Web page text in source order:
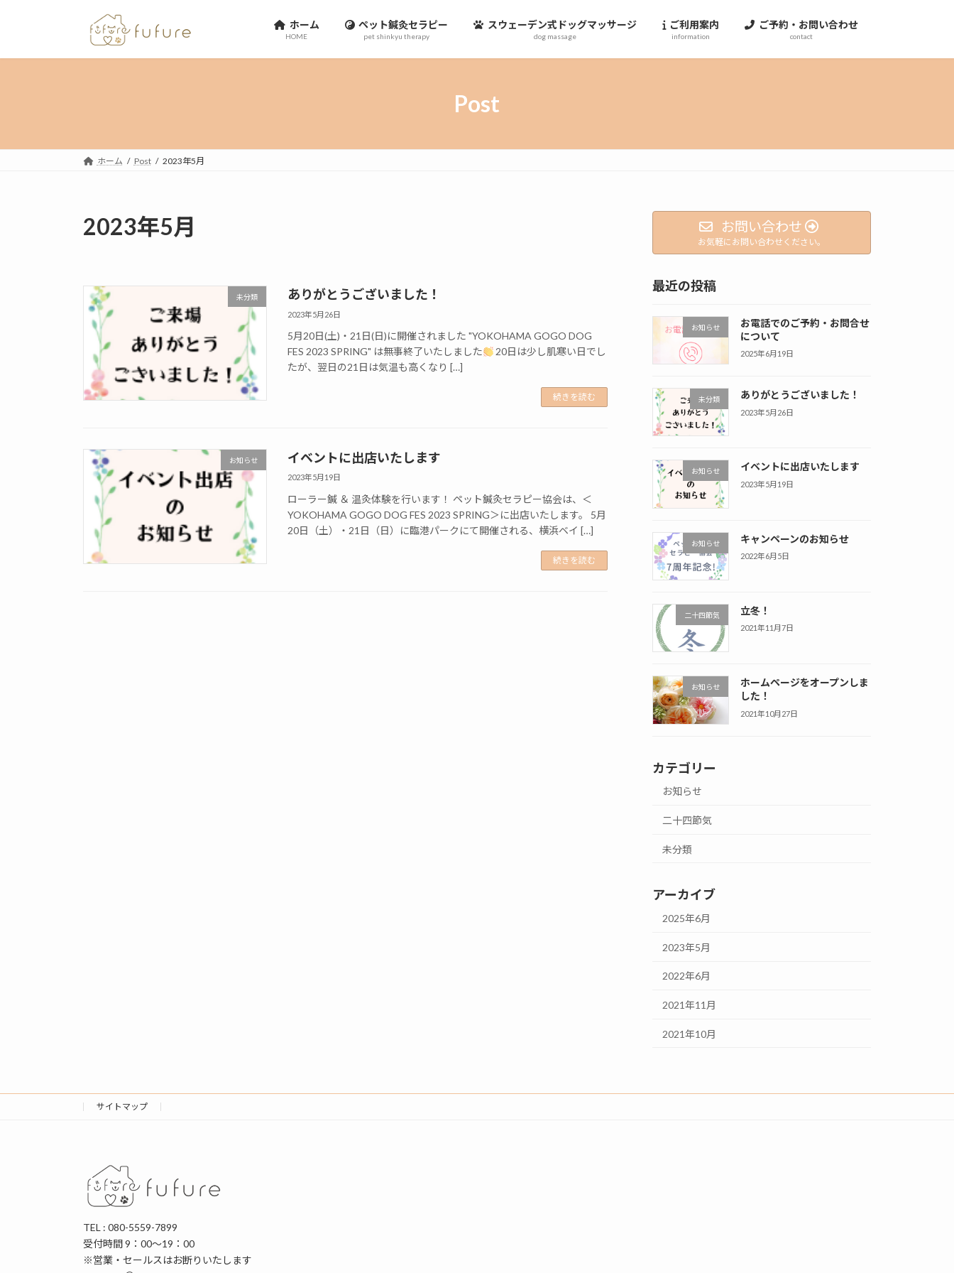
ン
ー
ホーム
HOME
ペット鍼灸セラピー
pet shinkyu therapy
スウェーデン式ドッグマッサージ
dog massage
ご利用案内
information
ご予約・お問い合わせ
contact
Post
ホーム Post 2023年5月
2023年5月
未分類 ありがとうございました！
2023年5月26日
5月20日(土)・21日(日)に開催されました "YOKOHAMA GOGO DOG
FES 2023 SPRING" は無事終了いたしました
20日は少し肌寒い日でし
たが、翌日の21日は気温も高くなり […]
続きを読む
お知らせ イベントに出店いたします
2023年5月19日
ローラー鍼 ＆ 温灸体験を行います！ ペット鍼灸セラピー協会は、＜
YOKOHAMA GOGO DOG FES 2023 SPRING＞に出店いたします。 5月
20日（土）・21日（日）に臨港パークにて開催される、横浜ベイ […]
続きを読む
お問い合わせ
お気軽にお問い合わせください。
最近の投稿
お知らせ
お電話でのご予約・お問合せ
について
2025年6月19日
未分類 ありがとうございました！
2023年5月26日
お知らせ イベントに出店いたします
2023年5月19日
お知らせ キャンペーンのお知らせ
2022年6月5日
二十四節気 立冬！
2021年11月7日
お知らせ
ホームページをオープンしま
した！
2021年10月27日
カテゴリー
お知らせ
二十四節気
未分類
アーカイブ
2025年6月
2023年5月
2022年6月
2021年11月
2021年10月
サイトマップ
TEL : 080-5559-7899
受付時間 9：00～19：00
※営業・セールスはお断りいたします